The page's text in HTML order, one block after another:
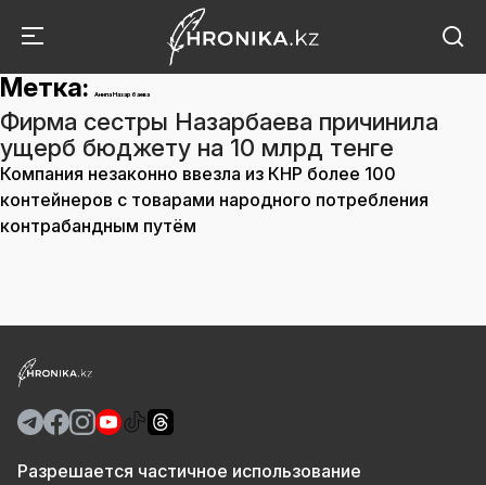
Метка: Анипа Назарбаева
Фирма сестры Назарбаева причинила
ущерб бюджету на 10 млрд тенге
Компания незаконно ввезла из КНР более 100
контейнеров с товарами народного потребления
контрабандным путём
Разрешается частичное использование